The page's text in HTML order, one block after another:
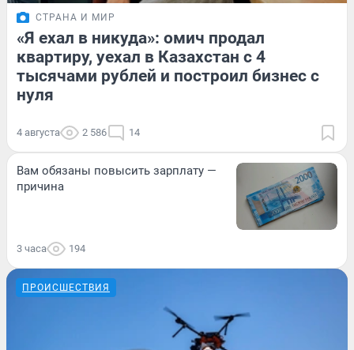
СТРАНА И МИР
«Я ехал в никуда»: омич продал
квартиру, уехал в Казахстан с 4
тысячами рублей и построил бизнес с
нуля
4 августа 2 586 14
Вам обязаны повысить зарплату —
причина
3 часа 194
ПРОИСШЕСТВИЯ